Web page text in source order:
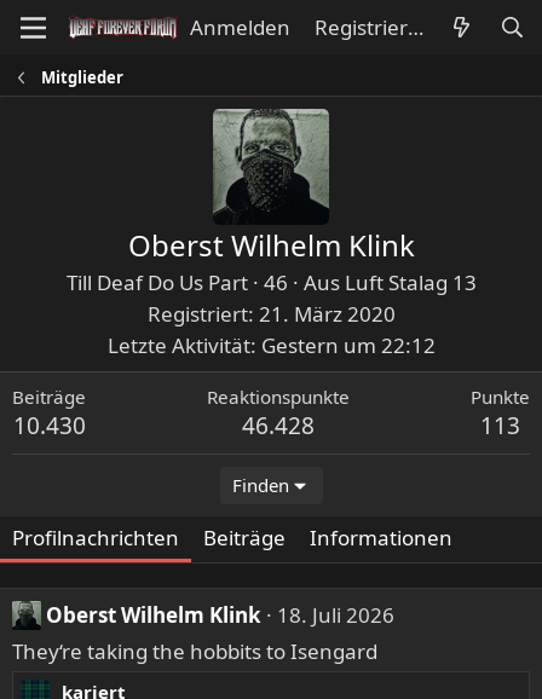
Anmelden Registrieren
Mitglieder
Oberst Wilhelm Klink
Till Deaf Do Us Part · 46 · Aus Luft Stalag 13
Registriert 21. März 2020
Letzte Aktivität Gestern um 22:12
Beiträge
10.430
Reaktionspunkte
46.428
Punkte
113
Finden
Profilnachrichten Beiträge Informationen
Oberst Wilhelm Klink
18. Juli 2026
They‘re taking the hobbits to Isengard
kariert